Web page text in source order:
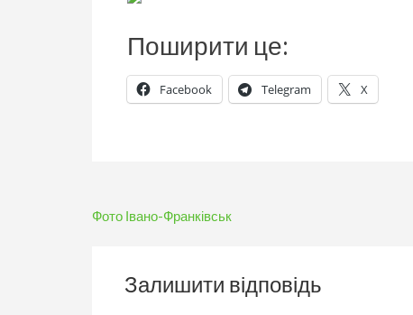
Поширити це:
Facebook Telegram X
Навігація
Фото Івано-Франківськ
Залишити відповідь